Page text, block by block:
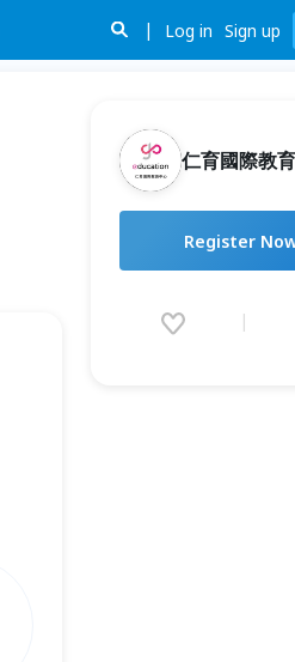
Log in Sign up
仁育國際教
學行】宿霧 WINNING
夏令營親子遊學團
(Sat) 23:00 (GMT+8)
Register